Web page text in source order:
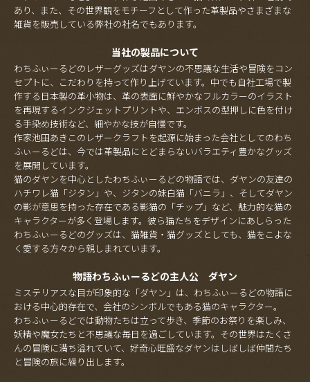
あり、また、その世界観をモチーフとして作った革製品やさまざまな
雑貨を販売している弊社の社名でもあります。
当社の製品について
わちふぃーるどのレザーグッズはダヤンの不思議な生活や冒険をコン
セプトに、こだわりを持って作り上げています。中でも自社工場で製
作する日本製の革小物は、革の表面に鮮やかなフルカラーのイラスト
を再現するインクジェットプリントや、エンボスの型押しに色を付け
る手染め技術など、細やかな技が自慢です。
作家池田あきこのレザークラフトを起源に始まった会社としてのわち
ふぃーるどは、今では革製品にとどまらないバラエティ豊かなグッズ
を展開しています。
猫のダヤンを中心としたわちふぃーるどの物語では、ダヤンの友達の
ハチワレ猫「ジタン」や、ジタンの妹白猫「バニラ」、そしてダヤン
の影が意思を持った存在である影猫の「チップ」など、魅力的な猫の
キャラクターが多く登場します。彼ら猫たちをデザインにあしらった
わちふぃーるどのグッズは、猫雑貨・猫グッズとしても、猫をこよな
く愛する方々から親しまれています。
物語わちふぃーるどの主人公 ダヤン
ミステリアスな目が印象的な「ダヤン」は、わちふぃーるどの物語に
おける中心的存在で、会社のシンボルでもある猫のキャラクター。
わちふぃーるどでは動物たちは立って歩き、季節のお祭りを楽しみ、
妖精や魔女たちと不思議な毎日を過ごしています。その世界はたくさ
んの冒険に満ち溢れていて、好奇心旺盛なダヤンはしばしば仲間たち
と冒険の旅に繰り出します。